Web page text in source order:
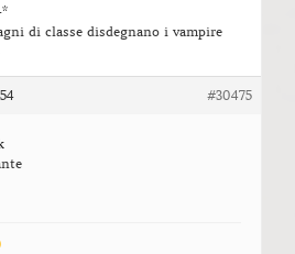
di classe disdegnano i vampire
#30475